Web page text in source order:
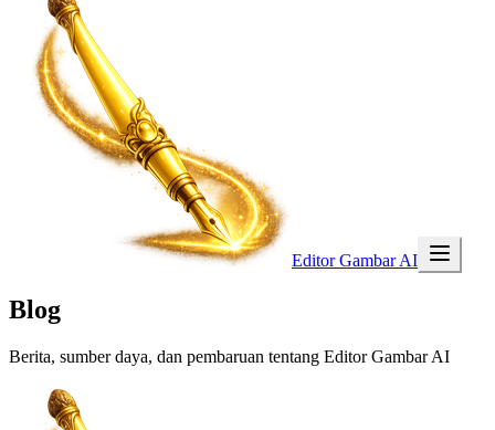
Editor Gambar AI
Blog
Berita, sumber daya, dan pembaruan tentang Editor Gambar AI